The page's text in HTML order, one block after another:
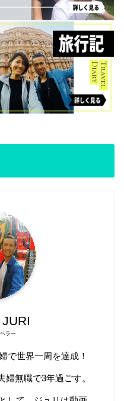
ラー
で世界一周を達成！
無職で3年過ごす。